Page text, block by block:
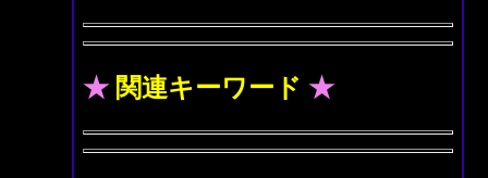
★ 関連キーワード ★